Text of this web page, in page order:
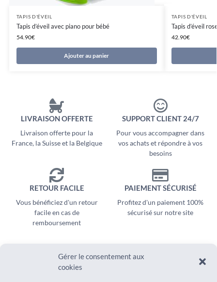
Gérer le consentement aux
cookies
TAPIS D'ÉVEIL
Tapis d’éveil avec piano pour bébé
54.90€
Ajouter au panier
TAPIS D'ÉVEIL
Tapis d’éveil
42.90€
LIVRAISON OFFERTE
Livraison offerte pour la
France, la Suisse et la Belgique
SUPPORT CLIENT 24/7
Pour vous accompagner dans
vos achats et répondre à vos
besoins
RETOUR FACILE
Vous bénéficiez d'un retour
facile en cas de
remboursement
PAIEMENT SÉCURISÉ
Profitez d'un paiement 100%
sécurisé sur notre site